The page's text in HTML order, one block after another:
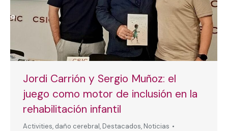
Jordi Carrión y Sergio Muñoz: el
juego como motor de inclusión en la
rehabilitación infantil
Activities, daño cerebral, Destacados, Noticias